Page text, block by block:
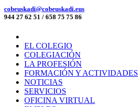
cobeuskadi@cobeuskadi.eus
944 27 62 51 / 658 75 75 86
EL COLEGIO
COLEGIACIÓN
LA PROFESIÓN
FORMACIÓN Y ACTIVIDADES
NOTICIAS
SERVICIOS
OFICINA VIRTUAL